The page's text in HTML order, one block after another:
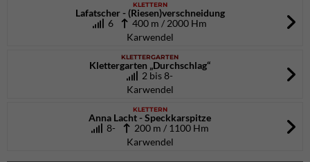
KLETTERN
Lafatscher - (Riesen)verschneidung
6
400 m / 2000 Hm
Karwendel
KLETTERGARTEN
Klettergarten „Durchschlag“
2 bis 8-
Karwendel
KLETTERN
Anna Lacht - Speckkarspitze
8- 200 m / 1100 Hm
Karwendel